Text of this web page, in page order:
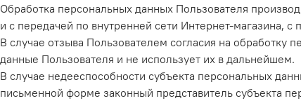
Обработка персональных данных Пользователя
и с передачей по внутренней сети Интернет-магазина, c
В случае отзыва Пользователем согласия на обработку
данные Пользователя и не использует их в дальнейшем.
В случае недееспособности субъекта персональных
письменной форме законный представитель субъекта